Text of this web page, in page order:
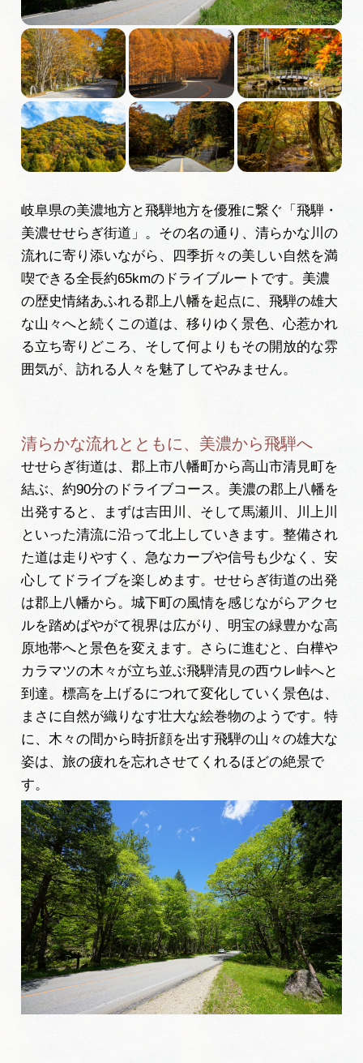
サイトポリシー
岐阜県の美濃地方と飛騨地方を優雅に繋ぐ「飛騨・
美濃せせらぎ街道」。その名の通り、清らかな川の
流れに寄り添いながら、四季折々の美しい自然を満
喫できる全長約65kmのドライブルートです。美濃
の歴史情緒あふれる郡上八幡を起点に、飛騨の雄大
な山々へと続くこの道は、移りゆく景色、心惹かれ
る立ち寄りどころ、そして何よりもその開放的な雰
囲気が、訪れる人々を魅了してやみません。
清らかな流れとともに、美濃から飛騨へ
せせらぎ街道は、郡上市八幡町から高山市清見町を
結ぶ、約90分のドライブコース。美濃の郡上八幡を
出発すると、まずは吉田川、そして馬瀬川、川上川
といった清流に沿って北上していきます。整備され
た道は走りやすく、急なカーブや信号も少なく、安
心してドライブを楽しめます。せせらぎ街道の出発
は郡上八幡から。城下町の風情を感じながらアクセ
ルを踏めばやがて視界は広がり、明宝の緑豊かな高
原地帯へと景色を変えます。さらに進むと、白樺や
カラマツの木々が立ち並ぶ飛騨清見の西ウレ峠へと
到達。標高を上げるにつれて変化していく景色は、
まさに自然が織りなす壮大な絵巻物のようです。特
に、木々の間から時折顔を出す飛騨の山々の雄大な
姿は、旅の疲れを忘れさせてくれるほどの絶景で
す。